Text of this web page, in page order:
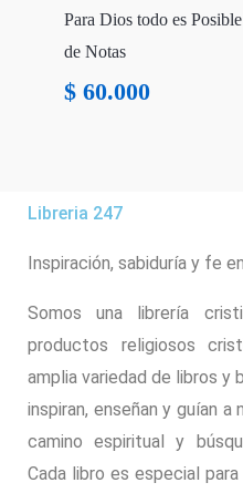
Para Dios todo es
de Notas
$ 60.000
Libreria 247
Inspiración, sabiduría y fe
Somos una librería
productos religiosos
amplia variedad de libros y
inspiran, enseñan y guían
camino espiritual y
Cada libro es especial